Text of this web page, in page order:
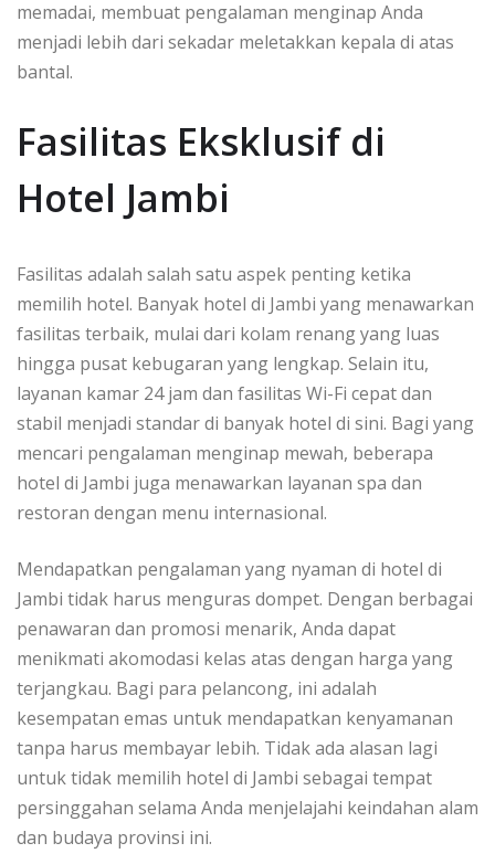
memadai, membuat pengalaman menginap Anda
menjadi lebih dari sekadar meletakkan kepala di atas
bantal.
Fasilitas Eksklusif di
Hotel Jambi
Fasilitas adalah salah satu aspek penting ketika
memilih hotel. Banyak hotel di Jambi yang menawarkan
fasilitas terbaik, mulai dari kolam renang yang luas
hingga pusat kebugaran yang lengkap. Selain itu,
layanan kamar 24 jam dan fasilitas Wi-Fi cepat dan
stabil menjadi standar di banyak hotel di sini. Bagi yang
mencari pengalaman menginap mewah, beberapa
hotel di Jambi juga menawarkan layanan spa dan
restoran dengan menu internasional.
Mendapatkan pengalaman yang nyaman di hotel di
Jambi tidak harus menguras dompet. Dengan berbagai
penawaran dan promosi menarik, Anda dapat
menikmati akomodasi kelas atas dengan harga yang
terjangkau. Bagi para pelancong, ini adalah
kesempatan emas untuk mendapatkan kenyamanan
tanpa harus membayar lebih. Tidak ada alasan lagi
untuk tidak memilih hotel di Jambi sebagai tempat
persinggahan selama Anda menjelajahi keindahan alam
dan budaya provinsi ini.